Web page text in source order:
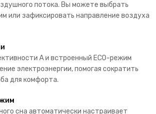
потока. Вы можете выбрать
или зафиксировать направление воздуха
А и встроенный ECO-режим
электроэнергии, помогая сократить
для комфорта.
сна автоматически настраивает